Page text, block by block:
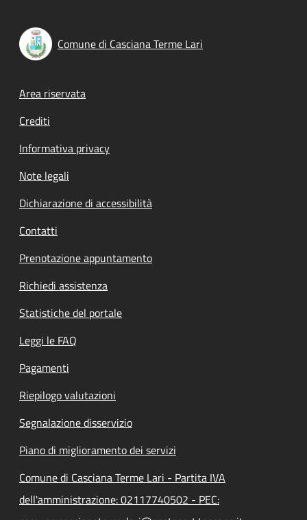
Comune di Casciana Terme Lari
Footer menu
Area riservata
Crediti
Informativa privacy
Note legali
Dichiarazione di accessibilità
Contatti
Prenotazione appuntamento
Richiedi assistenza
Statistiche del portale
Leggi le FAQ
Pagamenti
Riepilogo valutazioni
Segnalazione disservizio
Piano di miglioramento dei servizi
Comune di Casciana Terme Lari - Partita IVA
dell'amministrazione: 02117740502 - PEC: